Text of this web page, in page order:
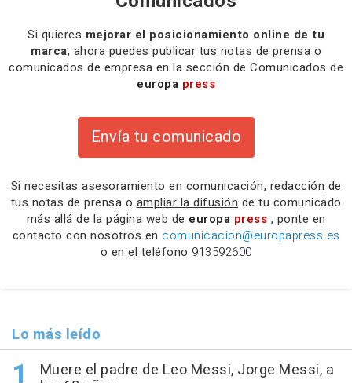
Si quieres mejorar el posicionamiento online de tu
marca, ahora puedes publicar tus notas de prensa o
comunicados de empresa en la sección de Comunicados de
europa press
Envía tu comunicado
Si necesitas asesoramiento en comunicación, redacción de
tus notas de prensa o ampliar la difusión de tu comunicado
más allá de la página web de europa press , ponte en
contacto con nosotros en comunicacion@europapress.es
o en el teléfono 913592600
Lo más leído
Muere el padre de Leo Messi, Jorge Messi, a